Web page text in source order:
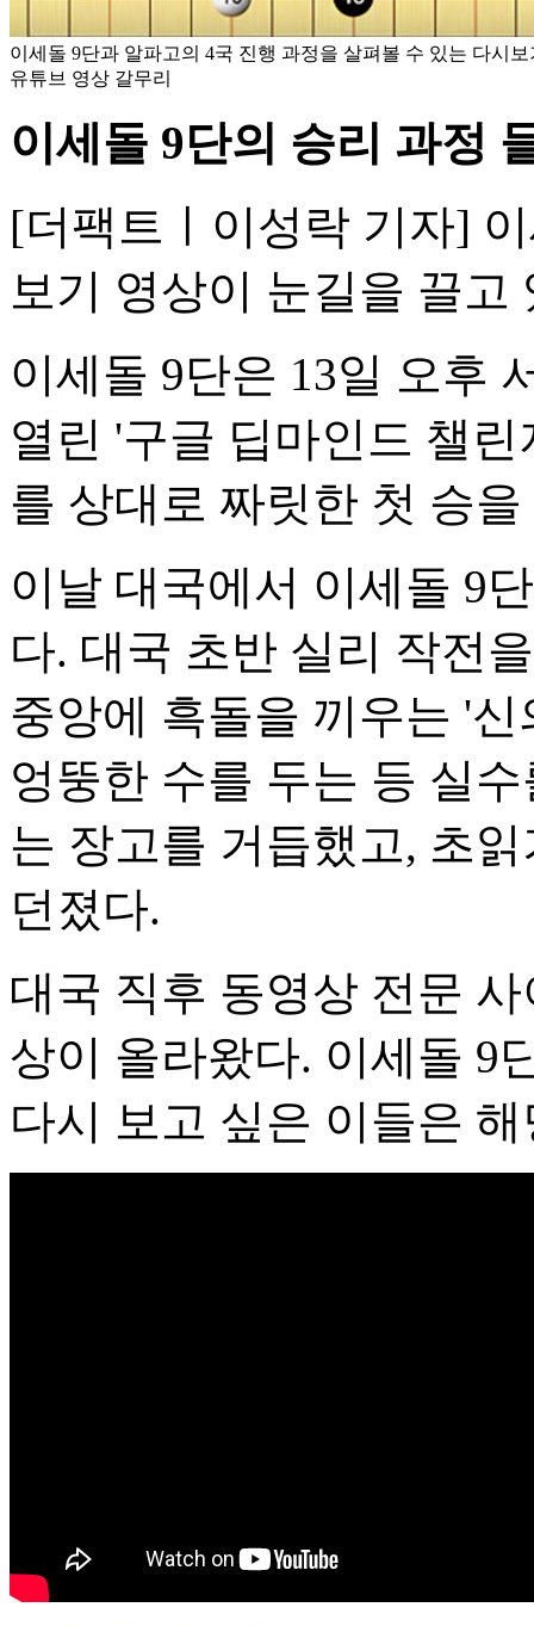
이세돌 9단과 알파고의 4국 진행 과정을 살펴볼 수 있는 다시
유튜브 영상 갈무리
이세돌 9단의 승리 과정
[더팩트ㅣ이성락 기자]
보기 영상이 눈길을 끌고
이세돌 9단은 13일 오후
열린 '구글 딥마인드 챌
를 상대로 짜릿한 첫 승
이날 대국에서 이세돌 9
다. 대국 초반 실리 작전
중앙에 흑돌을 끼우는 '
엉뚱한 수를 두는 등 실
는 장고를 거듭했고, 초
던졌다.
대국 직후 동영상 전문
상이 올라왔다. 이세돌 9
다시 보고 싶은 이들은